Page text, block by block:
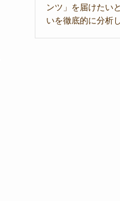
ンツ」を届けたい
いを徹底的に分析